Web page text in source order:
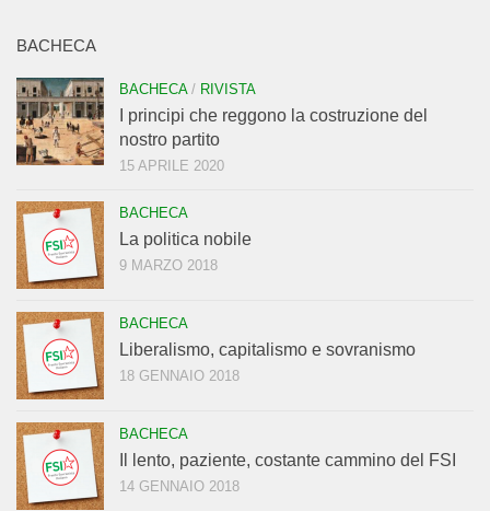
BACHECA
BACHECA/ RIVISTA
I principi che reggono la costruzione del
nostro partito
15 APRILE 2020
BACHECA
La politica nobile
9 MARZO 2018
BACHECA
Liberalismo, capitalismo e sovranismo
18 GENNAIO 2018
BACHECA
Il lento, paziente, costante cammino del FSI
14 GENNAIO 2018